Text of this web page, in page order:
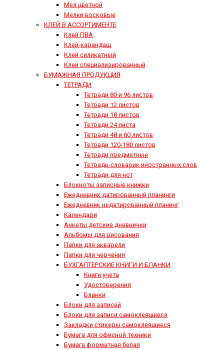
Мел цветной
Мелки восковые
КЛЕЙ В АССОРТИМЕНТЕ
Клей ПВА
Клей-карандаш
Клей силикатный
Клей специализированный
БУМАЖНАЯ ПРОДУКЦИЯ
ТЕТРАДИ
Тетради 80 и 96 листов
Тетради 12 листов
Тетради 18 листов
Тетради 24 листа
Тетради 48 и 60 листов
Тетради 120-180 листов
Тетради предметные
Тетрадь-словарик иностранных слов
Тетради для нот
Блокноты записные книжки
Ежедневник датированный планинги
Ежедневник недатированный планинг
Календари
Анкеты детские дневнички
Альбомы для рисования
Папки для акварели
Папки для черчения
БУХГАЛТЕРСКИЕ КНИГИ И БЛАНКИ
Книги учета
Удостоверения
Бланки
Блоки для записей
Блоки для записи самоклеящиеся
Закладки стикеры самоклеящиеся
Бумага для офисной техники
Бумага форматная белая